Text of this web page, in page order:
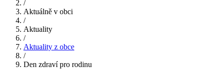
/
Aktuálně v obci
/
Aktuality
/
Aktuality z obce
/
Den zdraví pro rodinu